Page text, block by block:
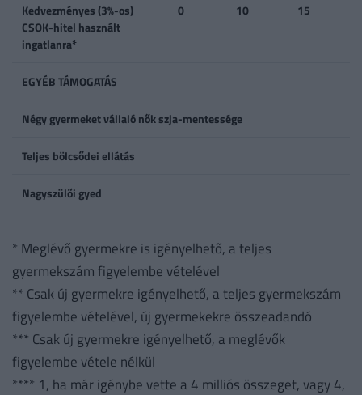
Kedvezményes (3%-os)
CSOK-hitel használt
ingatlanra*
0 10 15
EGYÉB TÁMOGATÁS
Négy gyermeket vállaló nők szja-mentessége
Teljes bölcsődei ellátás
Nagyszülői gyed
* Meglévő gyermekre is igényelhető, a teljes
gyermekszám figyelembe vételével
** Csak új gyermekre igényelhető, a teljes gyermekszám
figyelembe vételével, új gyermekekre összeadandó
*** Csak új gyermekre igényelhető, a meglévők
figyelembe vétele nélkül
**** 1, ha már igénybe vette a 4 milliós összeget, vagy 4,